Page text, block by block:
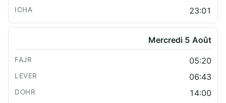
23:01
Mercredi 5 Août
05:20
06:43
14:00